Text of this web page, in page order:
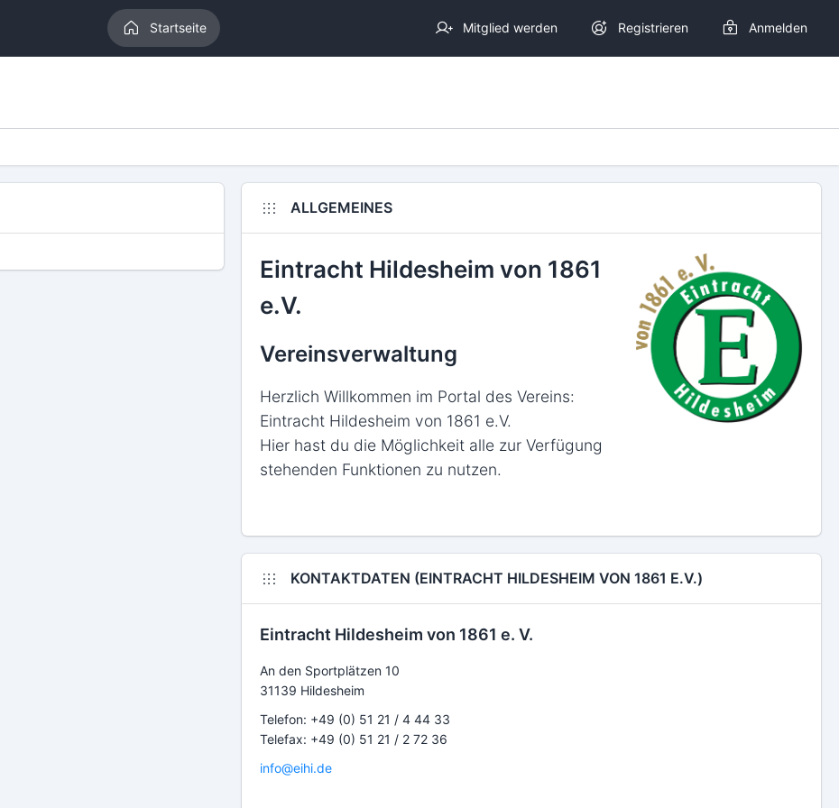
Startseite Mitglied werden Registrieren Anmelden
ALLGEMEINES
Eintracht Hildesheim von 1861
e.V.
Vereinsverwaltung
Herzlich Willkommen im Portal des Vereins:
Eintracht Hildesheim von 1861 e.V.
Hier hast du die Möglichkeit alle zur Verfügung
stehenden Funktionen zu nutzen.
KONTAKTDATEN (EINTRACHT HILDESHEIM VON 1861 E.V.)
Eintracht Hildesheim von 1861 e. V.
An den Sportplätzen 10
31139 Hildesheim
Telefon: +49 (0) 51 21 / 4 44 33
Telefax: +49 (0) 51 21 / 2 72 36
info@eihi.de